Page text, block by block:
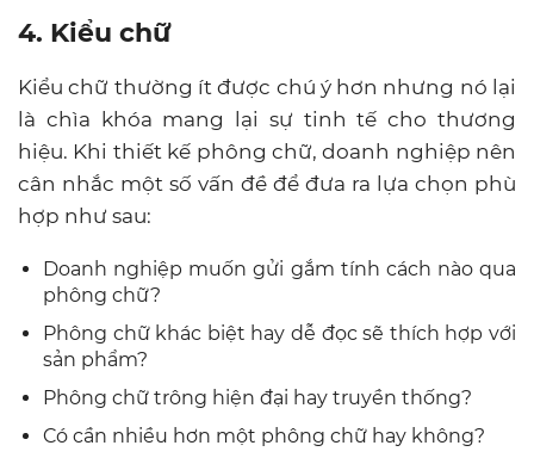
4. Kiểu chữ
Kiểu chữ thường ít được chú ý hơn nhưng nó lại
là chìa khóa mang lại sự tinh tế cho thương
hiệu. Khi thiết kế phông chữ, doanh nghiệp nên
cân nhắc một số vấn đề để đưa ra lựa chọn phù
hợp như sau:
Doanh nghiệp muốn gửi gắm tính cách nào qua
phông chữ?
Phông chữ khác biệt hay dễ đọc sẽ thích hợp với
sản phẩm?
Phông chữ trông hiện đại hay truyền thống?
Có cần nhiều hơn một phông chữ hay không?